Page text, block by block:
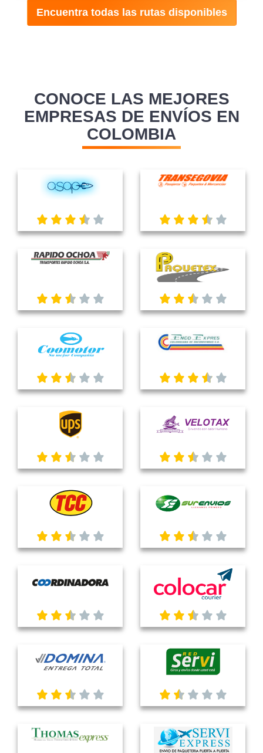
Encuentra todas las rutas disponibles
CONOCE LAS MEJORES
EMPRESAS DE ENVÍOS EN
COLOMBIA